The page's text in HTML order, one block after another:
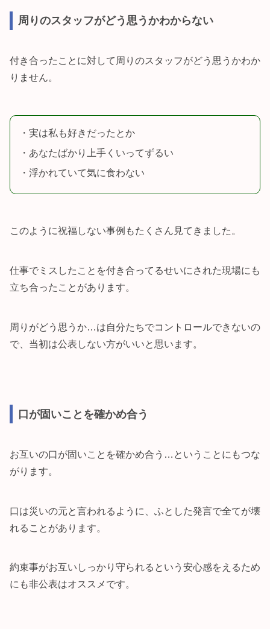
周りのスタッフがどう思うかわからない
付き合ったことに対して周りのスタッフがどう思うかわか
りません。
・実は私も好きだったとか
・あなたばかり上手くいってずるい
・浮かれていて気に食わない
このように祝福しない事例もたくさん見てきました。
仕事でミスしたことを付き合ってるせいにされた現場にも
立ち合ったことがあります。
周りがどう思うか…は自分たちでコントロールできないの
で、当初は公表しない方がいいと思います。
口が固いことを確かめ合う
お互いの口が固いことを確かめ合う…ということにもつな
がります。
口は災いの元と言われるように、ふとした発言で全てが壊
れることがあります。
約束事がお互いしっかり守られるという安心感をえるため
にも非公表はオススメです。